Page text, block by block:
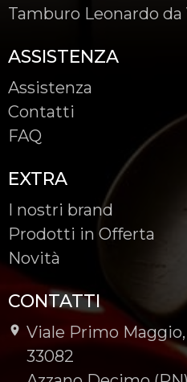
Tamburo Leonardo da
ASSISTENZA
Assistenza
Contatti
FAQ
EXTRA
I nostri brand
Prodotti in Offerta
Novità
CONTATTI
Viale Primo
-
33082